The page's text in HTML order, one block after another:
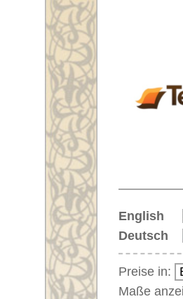
English
Deutsch
Preise in:
Maße anzeigen in:
Einloggen
Noch kein Kunden-
Login?